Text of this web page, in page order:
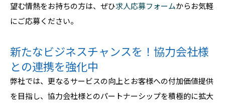
望む情熱をお持ちの方は、ぜひ求人応募フォームからお気軽
にご応募ください。
新たなビジネスチャンスを！協力会社様
との連携を強化中
弊社では、更なるサービスの向上とお客様への付加価値提供
を目指し、協力会社様とのパートナーシップを積極的に拡大